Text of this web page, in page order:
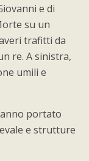
e di
su un
trafitti da
re. A sinistra,
umili e
portato
e strutture